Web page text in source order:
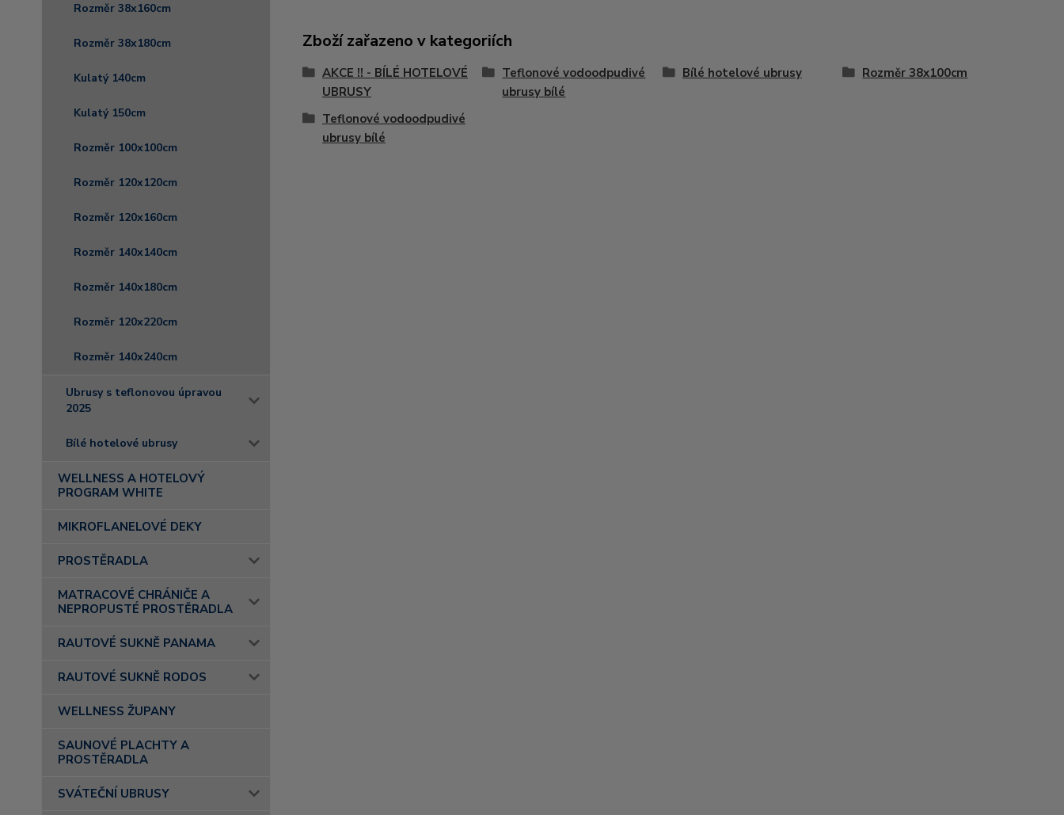
Rozměr 38x160cm
Rozměr 38x180cm
Kulatý 140cm
Kulatý 150cm
Rozměr 100x100cm
Rozměr 120x120cm
Rozměr 120x160cm
Rozměr 140x140cm
Rozměr 140x180cm
Rozměr 120x220cm
Rozměr 140x240cm
Ubrusy s teflonovou úpravou
2025
Bílé hotelové ubrusy
WELLNESS A HOTELOVÝ
PROGRAM WHITE
MIKROFLANELOVÉ DEKY
PROSTĚRADLA
MATRACOVÉ CHRÁNIČE A
NEPROPUSTÉ PROSTĚRADLA
RAUTOVÉ SUKNĚ PANAMA
RAUTOVÉ SUKNĚ RODOS
WELLNESS ŽUPANY
SAUNOVÉ PLACHTY A
PROSTĚRADLA
SVÁTEČNÍ UBRUSY
Zboží zařazeno v kategoriích
AKCE !! - BÍLÉ HOTELOVÉ
UBRUSY
Teflonové vodoodpudivé
ubrusy bílé
Bílé hotelové ubrusy Rozměr 38x100cm
Teflonové vodoodpudivé
ubrusy bílé